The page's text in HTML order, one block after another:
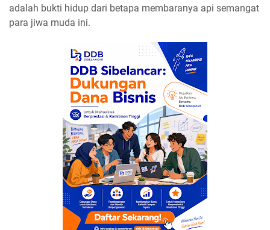
adalah bukti hidup dari betapa membaranya api semangat
para jiwa muda ini.